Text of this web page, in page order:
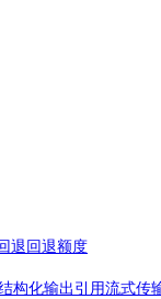
退回退额度
构化输出引用流式传